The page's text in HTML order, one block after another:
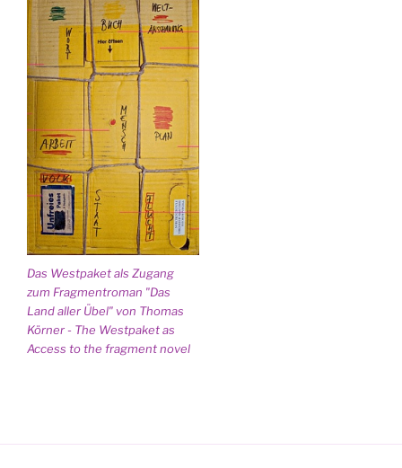
Das Westpaket als Zugang
zum Fragmentroman "Das
Land aller Übel" von Thomas
Körner - The Westpaket as
Access to the fragment novel